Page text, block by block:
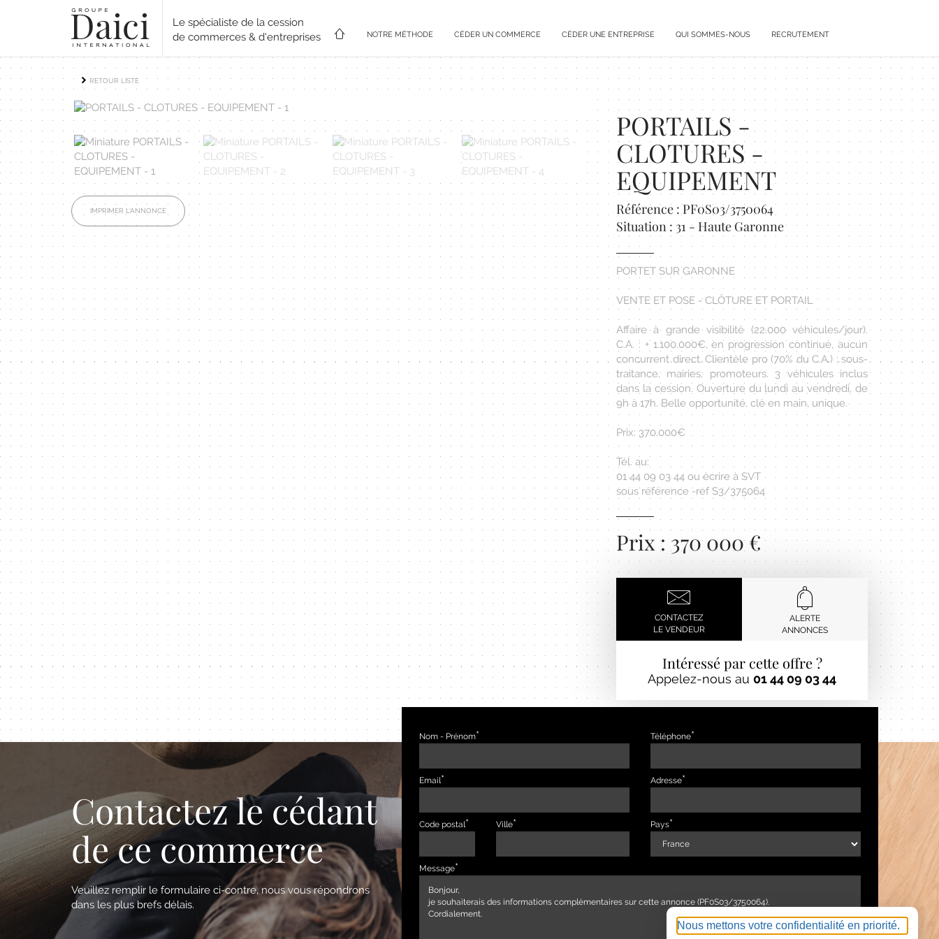
Le spécialiste de la cession
de commerces & d'entreprises
NOTRE MÉTHODE CÉDER UN COMMERCE CÉDER UNE ENTREPRISE QUI SOMMES-NOUS RECRUTEMENT
RETOUR LISTE
IMPRIMER L'ANNONCE
PORTAILS -
CLOTURES -
EQUIPEMENT
Référence : PF0S03/3750064
Situation : 31 - Haute Garonne
PORTET SUR GARONNE
VENTE ET POSE - CLÔTURE ET PORTAIL
Affaire à grande visibilité (22.000 véhicules/jour).
C.A. : + 1.100.000€, en progression continue, aucun
concurrent direct. Clientèle pro (70% du C.A.) : sous-
traitance, mairies, promoteurs. 3 véhicules inclus
dans la cession. Ouverture du lundi au vendredi, de
9h à 17h. Belle opportunité, clé en main, unique.
Prix: 370.000€
Tél. au:
01 44 09 03 44 ou écrire à SVT
sous référence -ref S3/375064
Prix : 370 000 €
CONTACTEZ
LE VENDEUR
ALERTE
ANNONCES
Intéressé par cette offre ?
Appelez-nous au 01 44 09 03 44
Contactez le cédant
de ce commerce
Veuillez remplir le formulaire ci-contre, nous vous répondrons
dans les plus brefs délais.
Nom - Prénom Téléphone
Email Adresse
Code postal Ville Pays
Message
Nous mettons votre confidentialité en priorité.